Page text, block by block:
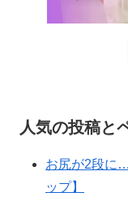
人気の投稿と
お尻が2段に
ップ】